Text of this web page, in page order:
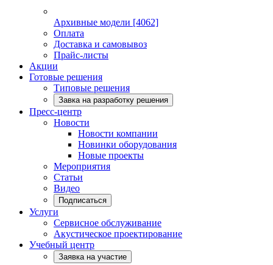
Архивные модели [4062]
Оплата
Доставка и самовывоз
Прайс-листы
Акции
Готовые решения
Типовые решения
Завка на разработку решения
Пресс-центр
Новости
Новости компании
Новинки оборудования
Новые проекты
Мероприятия
Статьи
Видео
Подписаться
Услуги
Сервисное обслуживание
Акустическое проектирование
Учебный центр
Заявка на участие